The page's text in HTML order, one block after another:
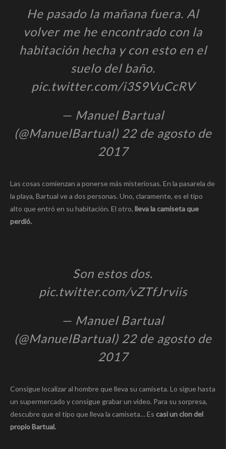
He pasado la mañana fuera. Al
volver me he encontrado con la
habitación hecha y con esto en el
suelo del baño.
pic.twitter.com/i3S9VuCcRV
— Manuel Bartual
(@ManuelBartual) 22 de agosto de
2017
Las cosas comienzan a ponerse más misteriosas. En la pasarela de
la playa, Bartual ve a dos personas. Uno, claramente, es el tipo
alto que entró en su habitación. El otro, lleva la camiseta que
perdió.
Son estos dos.
pic.twitter.com/vZTfJrviis
— Manuel Bartual
(@ManuelBartual) 22 de agosto de
2017
Consigue localizar al hombre que lleva su camiseta. Lo sigue hasta
un supermercado y consigue grabar un vídeo. Para su sorpresa,
descubre que el tipo que lleva la camiseta… Es casi un clon del
propio Bartual.